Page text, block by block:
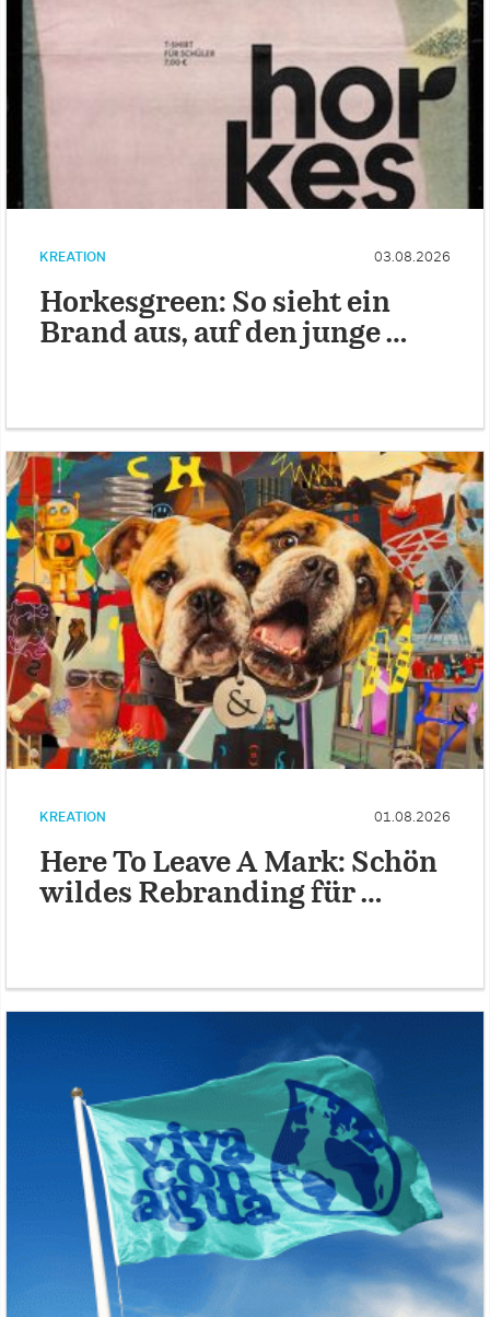
KREATION 03.08.2026
Horkesgreen: So sieht ein
Brand aus, auf den junge …
KREATION 01.08.2026
Here To Leave A Mark: Schön
wildes Rebranding für …